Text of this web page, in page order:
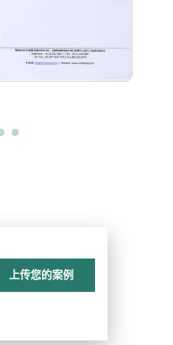
上传您的案例